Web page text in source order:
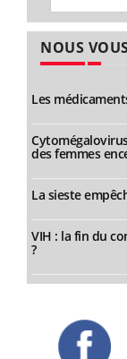
NOUS
Les
des femmes
La sieste
VIH : la fin du
?